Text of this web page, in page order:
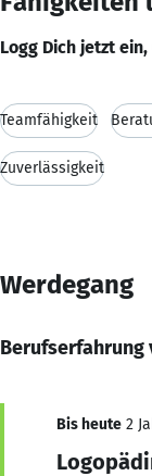
Logg Dich jetzt
Teamfähigkeit
Zuverlässigkeit
Werdegang
Berufserfahrung
Bis heute 2